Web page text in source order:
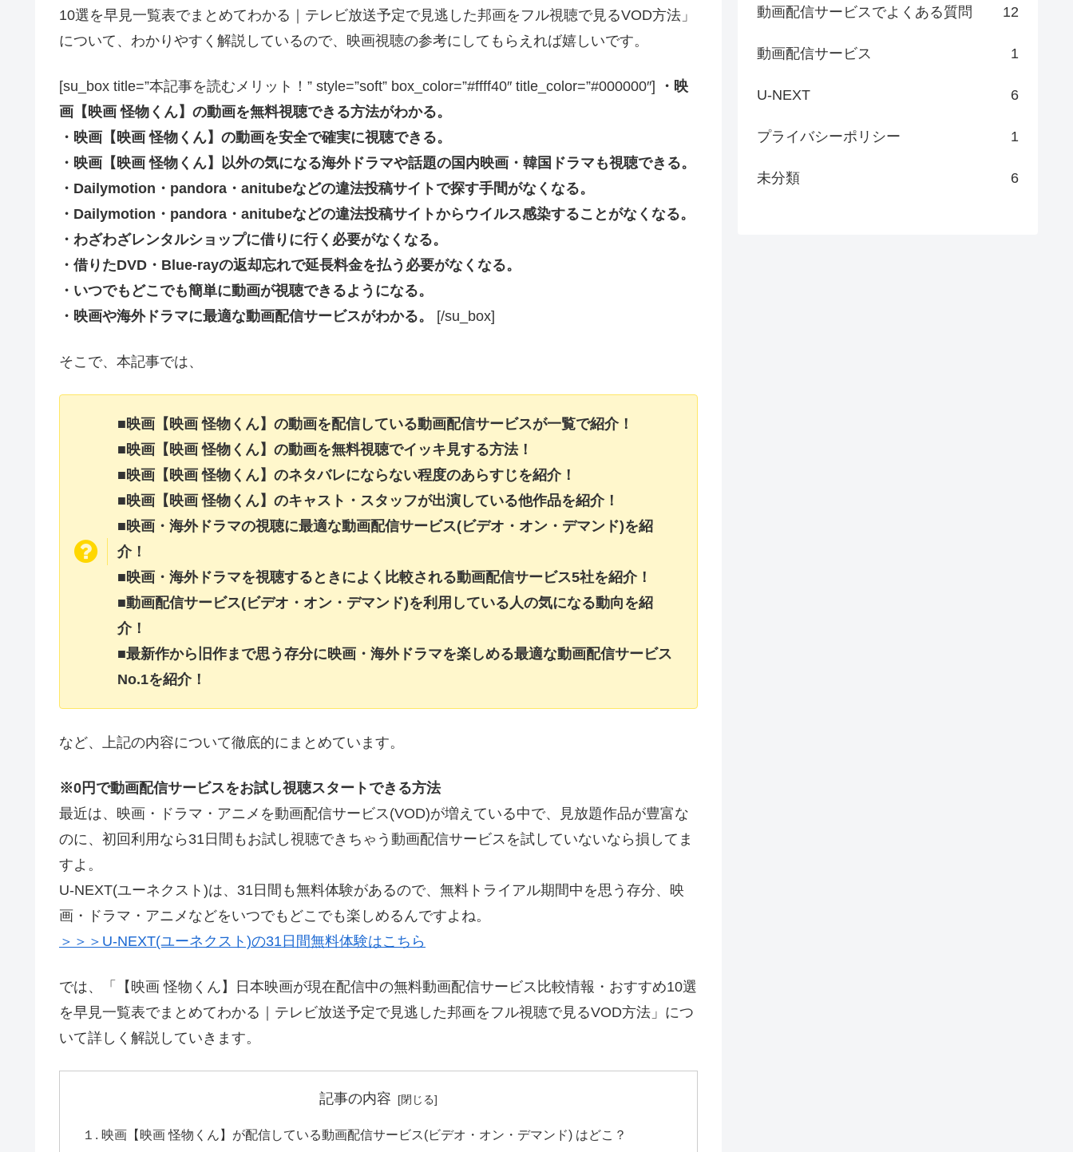
10選を早見一覧表でまとめてわかる｜テレビ放送予定で見逃した邦画をフル視聴で見るVOD方法」
について、わかりやすく解説しているので、映画視聴の参考にしてもらえれば嬉しいです。
[su_box title=”本記事を読むメリット！” style=”soft” box_color=”#ffff40″ title_color=”#000000″]
・映
画【映画 怪物くん】の動画を無料視聴できる方法がわかる。
・映画【映画 怪物くん】の動画を安全で確実に視聴できる。
・映画【映画 怪物くん】以外の気になる海外ドラマや話題の国内映画・韓国ドラマも視聴できる。
・Dailymotion・pandora・anitubeなどの違法投稿サイトで探す手間がなくなる。
・Dailymotion・pandora・anitubeなどの違法投稿サイトからウイルス感染することがなくなる。
・わざわざレンタルショップに借りに行く必要がなくなる。
・借りたDVD・Blue-rayの返却忘れで延長料金を払う必要がなくなる。
・いつでもどこでも簡単に動画が視聴できるようになる。
・映画や海外ドラマに最適な動画配信サービスがわかる。
[/su_box]
そこで、本記事では、
■映画【映画 怪物くん】の動画を配信している動画配信サービスが一覧で紹介！
■映画【映画 怪物くん】の動画を無料視聴でイッキ見する方法！
■映画【映画 怪物くん】のネタバレにならない程度のあらすじを紹介！
■映画【映画 怪物くん】のキャスト・スタッフが出演している他作品を紹介！
■映画・海外ドラマの視聴に最適な動画配信サービス(ビデオ・オン・デマンド)を紹
介！
■映画・海外ドラマを視聴するときによく比較される動画配信サービス5社を紹介！
■動画配信サービス(ビデオ・オン・デマンド)を利用している人の気になる動向を紹
介！
■最新作から旧作まで思う存分に映画・海外ドラマを楽しめる最適な動画配信サービス
No.1を紹介！
など、上記の内容について徹底的にまとめています。
※0円で動画配信サービスをお試し視聴スタートできる方法
最近は、映画・ドラマ・アニメを動画配信サービス(VOD)が増えている中で、見放題作品が豊富な
のに、初回利用なら31日間もお試し視聴できちゃう動画配信サービスを試していないなら損してま
すよ。
U-NEXT(ユーネクスト)は、31日間も無料体験があるので、無料トライアル期間中を思う存分、映
画・ドラマ・アニメなどをいつでもどこでも楽しめるんですよね。
＞＞＞U-NEXT(ユーネクスト)の31日間無料体験はこちら
では、「【映画 怪物くん】日本映画が現在配信中の無料動画配信サービス比較情報・おすすめ10選
を早見一覧表でまとめてわかる｜テレビ放送予定で見逃した邦画をフル視聴で見るVOD方法」につ
いて詳しく解説していきます。
記事の内容
１. 映画【映画 怪物くん】が配信している動画配信サービス(ビデオ・オン・デマンド) はどこ？
動画配信サービスでよくある質問 12
動画配信サービス 1
U-NEXT 6
プライバシーポリシー 1
未分類 6